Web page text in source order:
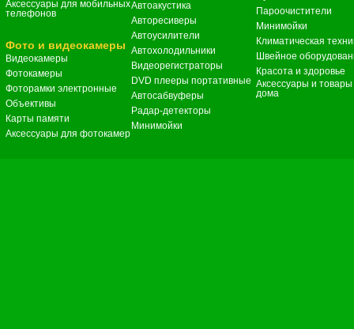
Аксессуары для мобильных
телефонов
Фото и видеокамеры
Видеокамеры
Фотокамеры
Фоторамки электронные
Объективы
Карты памяти
Аксессуары для фотокамер
Автоакустика
Авторесиверы
Автоусилители
Автохолодильники
Видеорегистраторы
DVD плееры портативные
Автосабвуферы
Радар-детекторы
Минимойки
Пароочистители
Минимойки
Климатическая
Швейное
Красота и здоровье
Аксессуары и
дома